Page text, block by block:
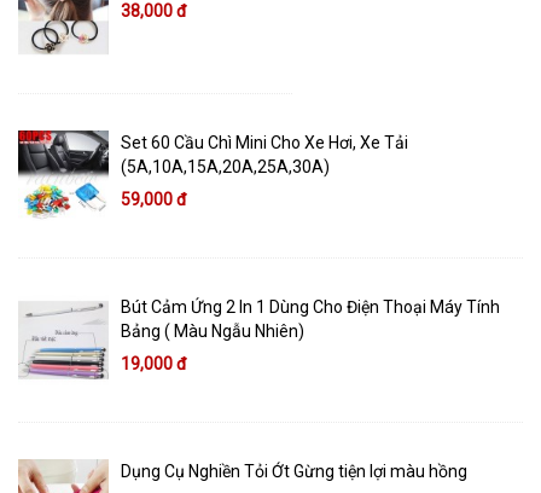
38,000 đ
Set 60 Cầu Chì Mini Cho Xe Hơi, Xe Tải
(5A,10A,15A,20A,25A,30A)
59,000 đ
Bút Cảm Ứng 2 In 1 Dùng Cho Điện Thoại Máy Tính
Bảng ( Màu Ngẫu Nhiên)
19,000 đ
Dụng Cụ Nghiền Tỏi Ớt Gừng tiện lợi màu hồng